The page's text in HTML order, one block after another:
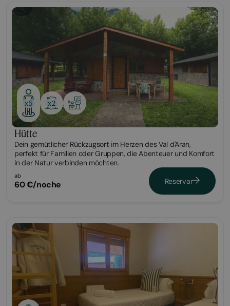
Cabaña
x5 x2
Hütte
Dein gemütlicher Rückzugsort im Herzen des Val d'Aran,
perfekt für Familien oder Gruppen, die Abenteuer und Komfort
in der Natur verbinden möchten.
ab
60 €/noche Reservar
Habitación